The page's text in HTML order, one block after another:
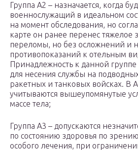
Группа А2 – назначается, когда
военнослужащий в идеальном
на момент обследования, но
карте он ранее перенес тяжелое
переломы, но без осложнений и
противопоказаний к отельным
Принадлежность к данной
для несения службы на
ракетных и танковых войсках. В
учитываются вышеупомянутые
массе тела;
Группа А3 – допускаются
по состоянию здоровья по
особого лечения, при